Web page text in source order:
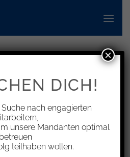
in der Kfz-
Versicherungsnehmer
DICH!
nach engagierten
unsere Mandanten optimal
betreuen
teilhaben wollen.
×